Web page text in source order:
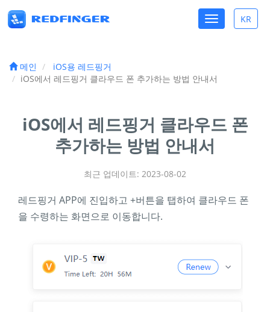
Toggle
KR
Toggle
navigation
메인
iOS용 레드핑거
iOS에서 레드핑거 클라우드 폰 추가하는 방법 안내서
iOS에서 레드핑거 클라우드 폰
추가하는 방법 안내서
최근 업데이트: 2023-08-02
레드핑거 APP에 진입하고 +버튼을 탭하여 클라우드 폰
을 수령하는 화면으로 이동합니다.